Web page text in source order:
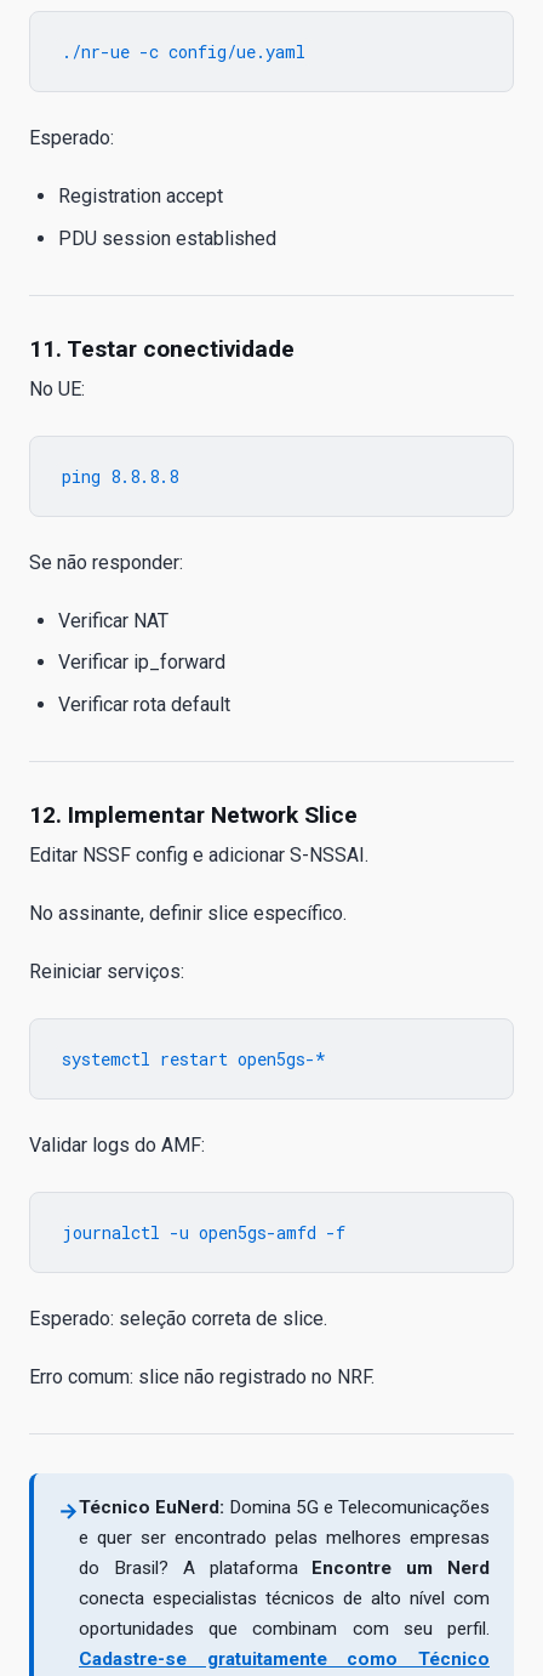
Esperado:
Registration accept
PDU session established
11. Testar conectividade
No UE:
Se não responder:
Verificar NAT
Verificar ip_forward
Verificar rota default
12. Implementar Network Slice
Editar NSSF config e adicionar S-NSSAI.
No assinante, definir slice específico.
Reiniciar serviços:
Validar logs do AMF:
Esperado: seleção correta de slice.
Erro comum: slice não registrado no NRF.
→Técnico EuNerd: Domina 5G e Telecomunicações
e quer ser encontrado pelas melhores empresas
do Brasil? A plataforma Encontre um Nerd
conecta especialistas técnicos de alto nível com
oportunidades que combinam com seu perfil.
Cadastre-se gratuitamente como Técnico